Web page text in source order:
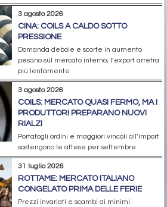
3 agosto 2026
CINA: COILS A CALDO SOTTO
PRESSIONE
Domanda debole e scorte in aumento
pesano sul mercato interno; l’export arretra
più lentamente
3 agosto 2026
COILS: MERCATO QUASI FERMO, MA I
PRODUTTORI PREPARANO NUOVI
RIALZI
Portafogli ordini e maggiori vincoli all’import
sostengono le attese per settembre
31 luglio 2026
ROTTAME: MERCATO ITALIANO
CONGELATO PRIMA DELLE FERIE
Prezzi invariati e scambi ai minimi.